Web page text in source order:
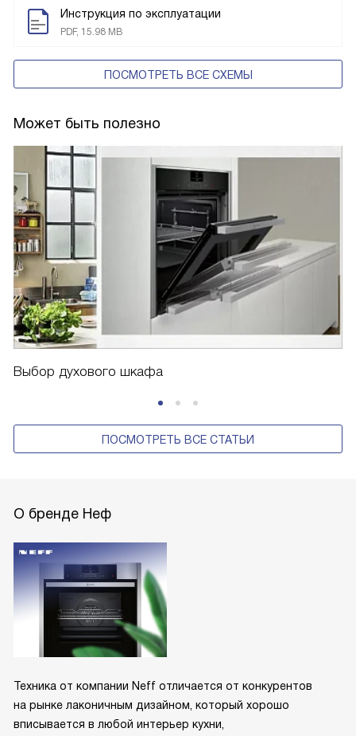
Инструкция по эксплуатации
PDF, 15.98 MB
ПОСМОТРЕТЬ ВСЕ СХЕМЫ
Может быть полезно
Выбор духового шкафа
ПОСМОТРЕТЬ ВСЕ СТАТЬИ
О бренде Неф
Техника от компании Neff отличается от конкурентов
на рынке лаконичным дизайном, который хорошо
вписывается в любой интерьер кухни,